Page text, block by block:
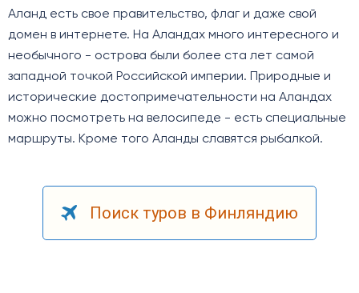
Аланд есть свое правительство, флаг и даже свой
домен в интернете. На Аландах много интересного и
необычного - острова были более ста лет самой
западной точкой Российской империи. Природные и
исторические достопримечательности на Аландах
можно посмотреть на велосипеде - есть специальные
маршруты. Кроме того Аланды славятся рыбалкой.
Поиск туров в Финляндию